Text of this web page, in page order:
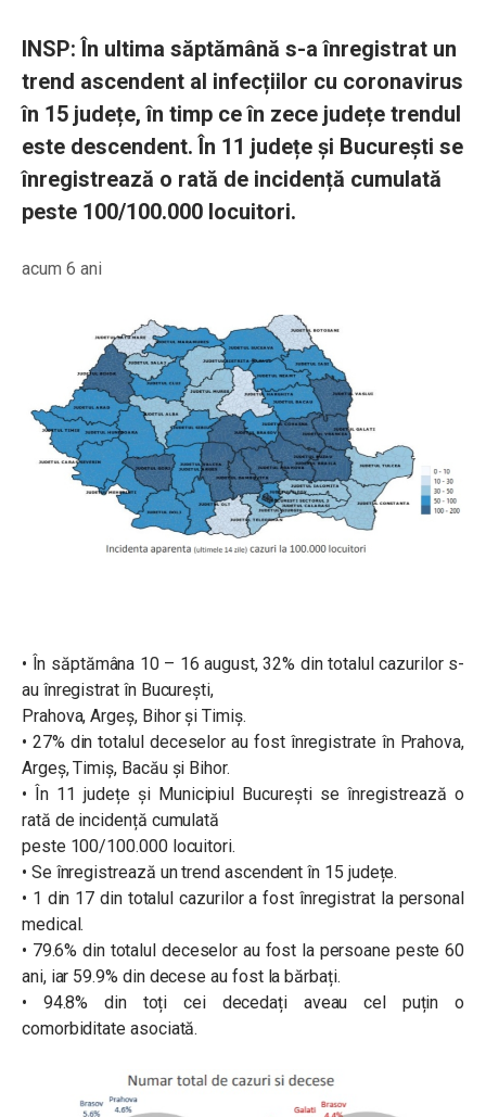
INSP: În ultima săptămână s-a înregistrat un
trend ascendent al infecțiilor cu coronavirus
în 15 județe, în timp ce în zece județe trendul
este descendent. În 11 județe și București se
înregistrează o rată de incidență cumulată
peste 100/100.000 locuitori.
acum 6 ani
• În săptămâna 10 – 16 august, 32% din totalul cazurilor s-
au înregistrat în București,
Prahova, Argeș, Bihor și Timiș.
• 27% din totalul deceselor au fost înregistrate în Prahova,
Argeș, Timiș, Bacău și Bihor.
• În 11 județe și Municipiul București se înregistrează o
rată de incidență cumulată
peste 100/100.000 locuitori.
• Se înregistrează un trend ascendent în 15 județe.
• 1 din 17 din totalul cazurilor a fost înregistrat la personal
medical.
• 79.6% din totalul deceselor au fost la persoane peste 60
ani, iar 59.9% din decese au fost la bărbați.
• 94.8% din toți cei decedați aveau cel puțin o
comorbiditate asociată.